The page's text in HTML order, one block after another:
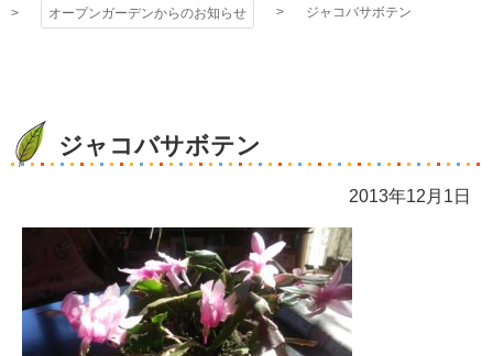
オープンガーデンからのお知らせ
ジャコバサボテン
ジャコバサボテン
2013年12月1日